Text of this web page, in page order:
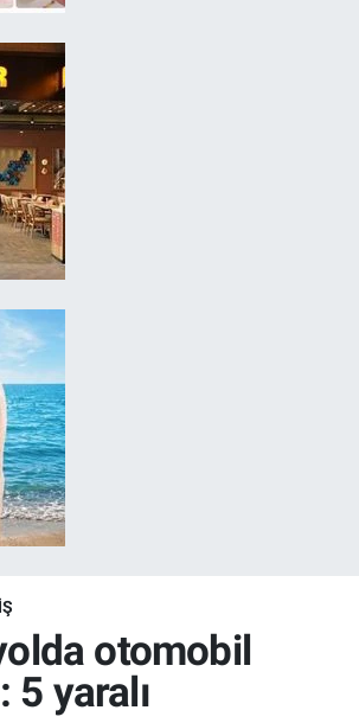
otomobil
5 yaralı